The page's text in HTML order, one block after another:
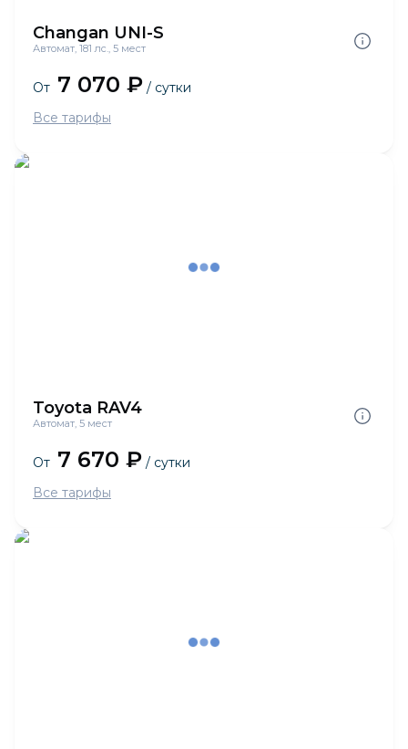
Changan UNI-S
Автомат, 181 лс., 5 мест
От 7 070 ₽ / сутки
Все тарифы
Toyota RAV4
Автомат, 5 мест
От 7 670 ₽ / сутки
Все тарифы